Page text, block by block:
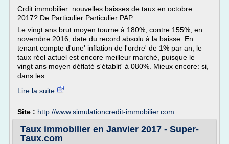
Crdit immobilier: nouvelles baisses de taux en octobre
2017? De Particulier Particulier PAP.
Le vingt ans brut moyen tourne à 180%, contre 155%, en
novembre 2016, date du record absolu à la baisse. En
tenant compte d'une' inflation de l'ordre' de 1% par an, le
taux réel actuel est encore meilleur marché, puisque le
vingt ans moyen déflaté s'établit' à 080%. Mieux encore: si,
dans les...
Lire la suite
Site : http://www.simulationcredit-immobilier.com
Taux immobilier en Janvier 2017 - Super-
Taux.com